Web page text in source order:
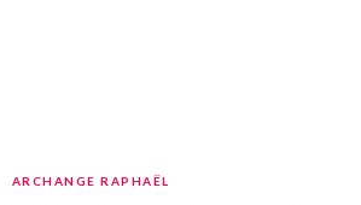
ARCHANGE RAPHAËL